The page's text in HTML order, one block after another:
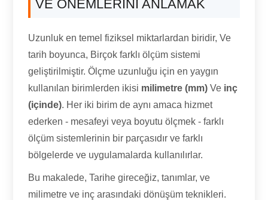
VE ÖNEMLERINI ANLAMAK
Uzunluk en temel fiziksel miktarlardan biridir, Ve
tarih boyunca, Birçok farklı ölçüm sistemi
geliştirilmiştir. Ölçme uzunluğu için en yaygın
kullanılan birimlerden ikisi milimetre (mm) Ve inç
(içinde). Her iki birim de aynı amaca hizmet
ederken - mesafeyi veya boyutu ölçmek - farklı
ölçüm sistemlerinin bir parçasıdır ve farklı
bölgelerde ve uygulamalarda kullanılırlar.
Bu makalede, Tarihe gireceğiz, tanımlar, ve
milimetre ve inç arasındaki dönüşüm teknikleri.